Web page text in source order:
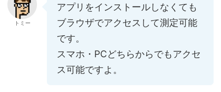
トミー
アプリをインストールしなくても
ブラウザでアクセスして測定可能
です。
スマホ・PCどちらからでもアクセ
ス可能ですよ。